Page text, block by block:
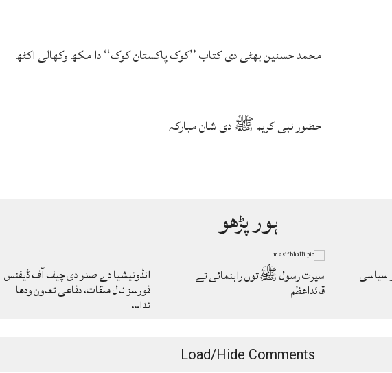
محمد حسنین بھٹی دی کتاب ’’کوک پاکستان کوک‘‘ دا مکھ وکھالی اکٹھ
حضور نبی کریم ﷺ دی شان مبارکہ
ہور پڑھو
انڈونیشیا دے صدر دی چیف آف ڈیفنس
فورسز نال ملقات، دفاعی تعاون ودھا
ندا…
سیرت رسول ﷺتوں راہنمائی تے
قائداعظم
سیاسی
Load/Hide Comments